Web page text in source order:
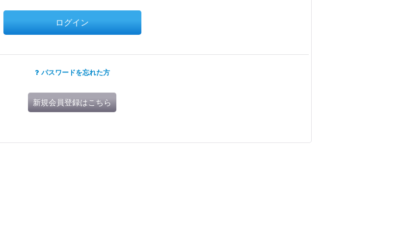
ログイン
パスワードを忘れた方
新規会員登録はこちら